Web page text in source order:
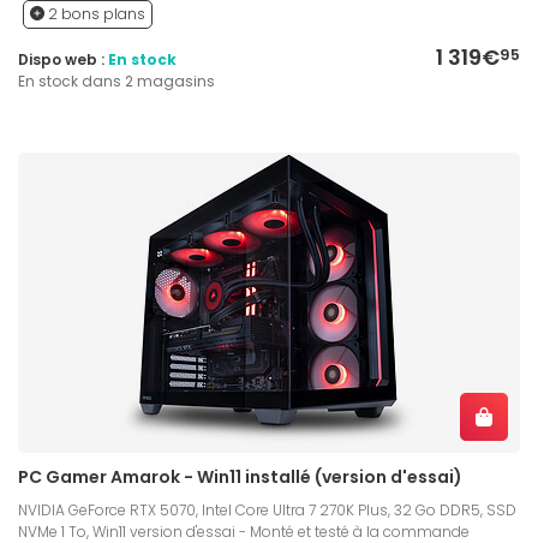
2 bons plans
1 319€95
Dispo web : En stock
En stock dans 2 magasins
PC Gamer Amarok - Win11 installé (version d'essai)
NVIDIA GeForce RTX 5070, Intel Core Ultra 7 270K Plus, 32 Go DDR5, SSD
NVMe 1 To, Win11 version d'essai - Monté et testé à la commande